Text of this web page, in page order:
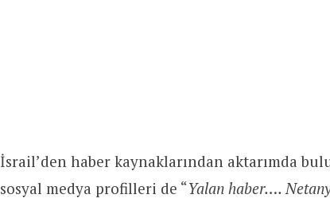
İsrail’den haber kaynaklarından aktarımda
sosyal medya profilleri de “Yalan haber….